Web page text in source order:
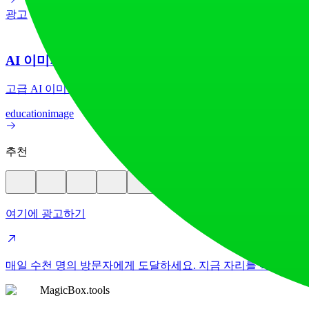
광고
AI 이미지 번역기
고급 AI 이미지 번역기로 70개 이상의 언어 간 이미지 텍스트
educationimage
추천
여기에 광고하기
매일 수천 명의 방문자에게 도달하세요. 지금 자리를 확보하세
MagicBox.tools